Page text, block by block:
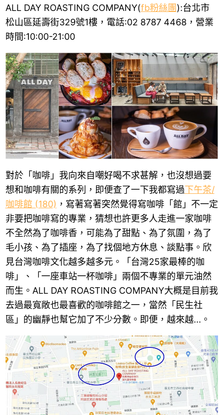
ALL DAY ROASTING COMPANY(fb粉絲團):台北市
松山區延壽街329號1樓，電話:02 8787 4468，營業
時間:10:00-21:00
對於「咖啡」我向來自嘲好喝不求甚解，也沒想過要
想和咖啡有關的系列，即便查了一下我都寫過下午茶/
咖啡館 (180) ，寫著寫著突然覺得寫咖啡「館」不一定
非要把咖啡寫的專業，猜想也許更多人走進一家咖啡
不全然為了咖啡香，可能為了甜點、為了氛圍，為了
毛小孩、為了插座，為了找個地方休息、談點事。欣
見台灣咖啡文化越多越多元。「台灣25家最棒的咖
啡」、「一座車站一杯咖啡」兩個不專業的單元油然
而生。ALL DAY ROASTING COMPANY大概是目前我
去過最寬敞也最喜歡的咖啡館之一，當然「民生社
區」的幽靜也幫它加了不少分數。即便，越來越...。